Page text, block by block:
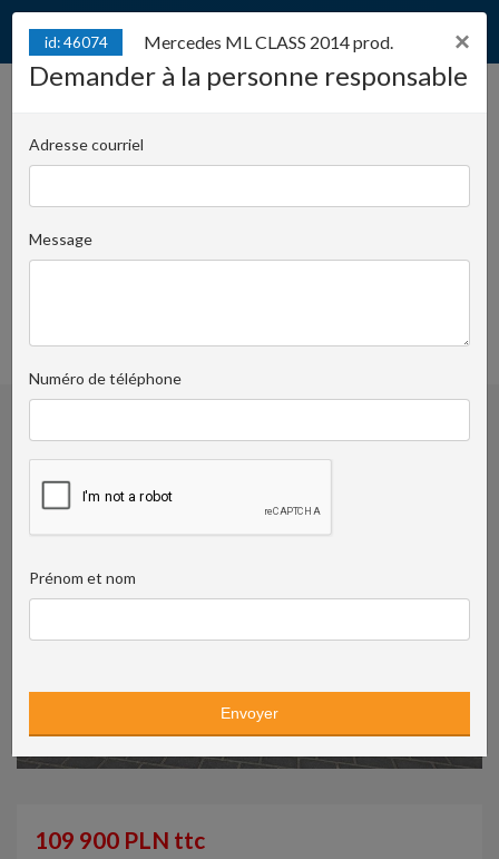
prod.
Juliana Konstantego Ordona 2A - biuro C | Numéro
de clé:
favoris
109 900 PLN ttc
×
id: 46074 Mercedes ML CLASS 2014 prod.
Demander à la personne responsable
Adresse courriel
Message
Numéro de téléphone
Prénom et nom